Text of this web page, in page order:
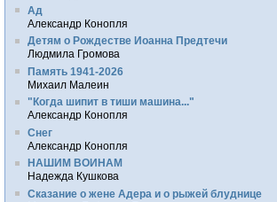
Ад
Александр Конопля
Детям о Рождестве Иоанна Предтечи
Людмила Громова
Память 1941-2026
Михаил Малеин
"Когда шипит в тиши машина..."
Александр Конопля
Снег
Александр Конопля
НАШИМ ВОИНАМ
Надежда Кушкова
Сказание о жене Адера и о рыжей блуднице